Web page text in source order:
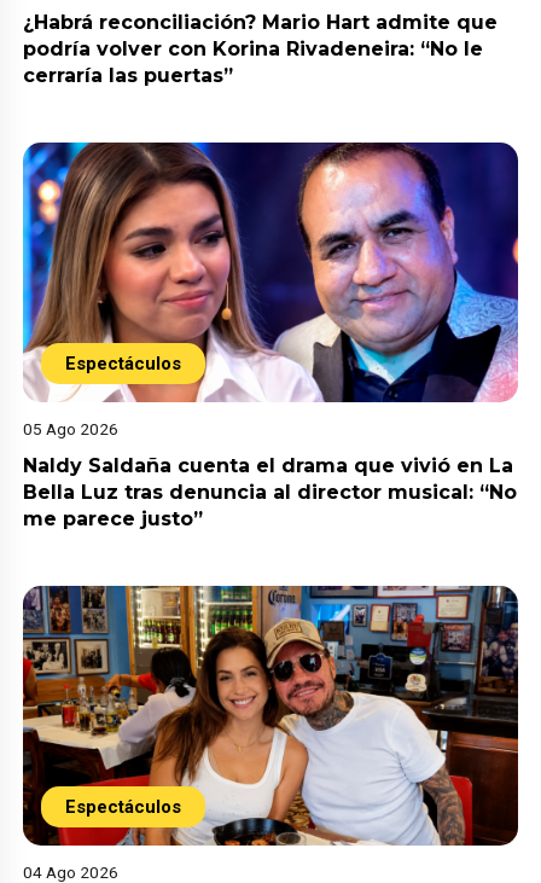
¿Habrá reconciliación? Mario Hart admite que
podría volver con Korina Rivadeneira: “No le
cerraría las puertas”
Espectáculos
05 Ago 2026
Naldy Saldaña cuenta el drama que vivió en La
Bella Luz tras denuncia al director musical: “No
me parece justo”
Espectáculos
04 Ago 2026